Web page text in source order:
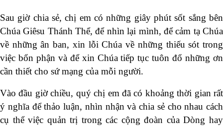
Sau giờ chia sẻ, chị em có những giây phút sốt sắng bên
Chúa Giêsu Thánh Thể, để nhìn lại mình, để cảm tạ Chúa
về những ân ban, xin lỗi Chúa về những thiếu sót trong
việc bổn phận và để xin Chúa tiếp tục tuôn đổ những ơn
cần thiết cho sứ mạng của mỗi người.
Vào đầu giờ chiều, quý chị em đã có khoảng thời gian rất
ý nghĩa để thảo luận, nhìn nhận và chia sẻ cho nhau cách
cụ thể việc quản trị trong các cộng đoàn của Dòng hay